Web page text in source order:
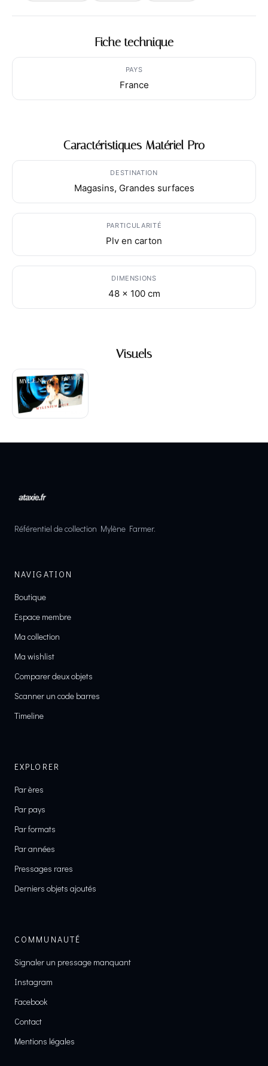
Fiche technique
PAYS
France
Caractéristiques Matériel Pro
DESTINATION
Magasins, Grandes surfaces
PARTICULARITÉ
Plv en carton
DIMENSIONS
48 x 100 cm
Visuels
Référentiel de collection Mylène Farmer.
NAVIGATION
Boutique
Espace membre
Ma collection
Ma wishlist
Comparer deux objets
Scanner un code barres
Timeline
EXPLORER
Par ères
Par pays
Par formats
Par années
Pressages rares
Derniers objets ajoutés
COMMUNAUTÉ
Signaler un pressage manquant
Instagram
Facebook
Contact
Mentions légales